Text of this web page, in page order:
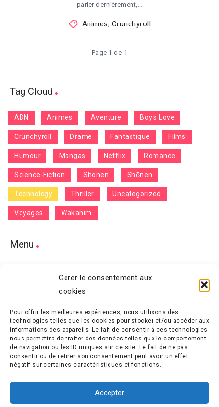
Gérer le consentement aux
cookies
Pour offrir les meilleures expériences, nous utilisons des
technologies telles que les cookies pour stocker et/ou accéder aux
informations des appareils. Le fait de consentir à ces technologies
nous permettra de traiter des données telles que le comportement
de navigation ou les ID uniques sur ce site. Le fait de ne pas
consentir ou de retirer son consentement peut avoir un effet
négatif sur certaines caractéristiques et fonctions.
Accepter
parler dernièrement,…
Animes, Crunchyroll
Page 1 de 1
Tag Cloud
ADN Animes Aventure Boy's Love
Crunchyroll Drame Fantastique Films
Humour Mangas Netflix Romance
Science-Fiction Shonen Shōnen
Technology Thriller Uncategorized
Voyages Wakanim
Menu
Terms and Conditions
Contact